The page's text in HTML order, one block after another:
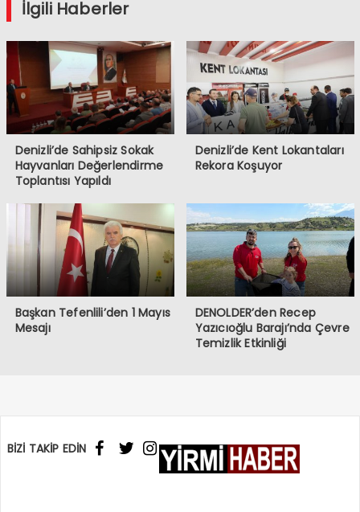
İlgili Haberler
Denizli’de Sahipsiz Sokak
Hayvanları Değerlendirme
Toplantısı Yapıldı
Denizli’de Kent Lokantaları
Rekora Koşuyor
Başkan Tefenlili’den 1 Mayıs
Mesajı
DENOLDER’den Recep
Yazıcıoğlu Barajı’nda Çevre
Temizlik Etkinliği
BİZİ TAKİP EDİN